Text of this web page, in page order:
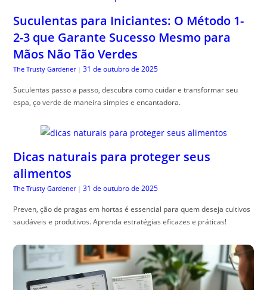
Suculentas para Iniciantes: O Método 1-
2-3 que Garante Sucesso Mesmo para
Mãos Não Tão Verdes
The Trusty Gardener | 31 de outubro de 2025
Suculentas passo a passo, descubra como cuidar e transformar seu
espa, ço verde de maneira simples e encantadora.
Dicas naturais para proteger seus
alimentos
The Trusty Gardener | 31 de outubro de 2025
Preven, ção de pragas em hortas é essencial para quem deseja cultivos
saudáveis e produtivos. Aprenda estratégias eficazes e práticas!